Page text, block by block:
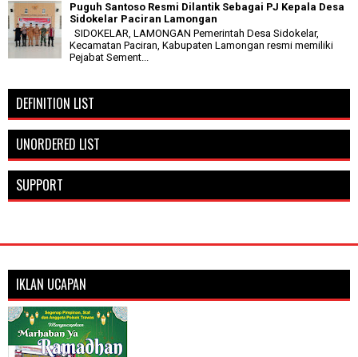
Puguh Santoso Resmi Dilantik Sebagai PJ Kepala Desa
Sidokelar Paciran Lamongan
SIDOKELAR, LAMONGAN Pemerintah Desa Sidokelar,
Kecamatan Paciran, Kabupaten Lamongan resmi memiliki
Pejabat Sement...
DEFINITION LIST
UNORDERED LIST
SUPPORT
IKLAN UCAPAN